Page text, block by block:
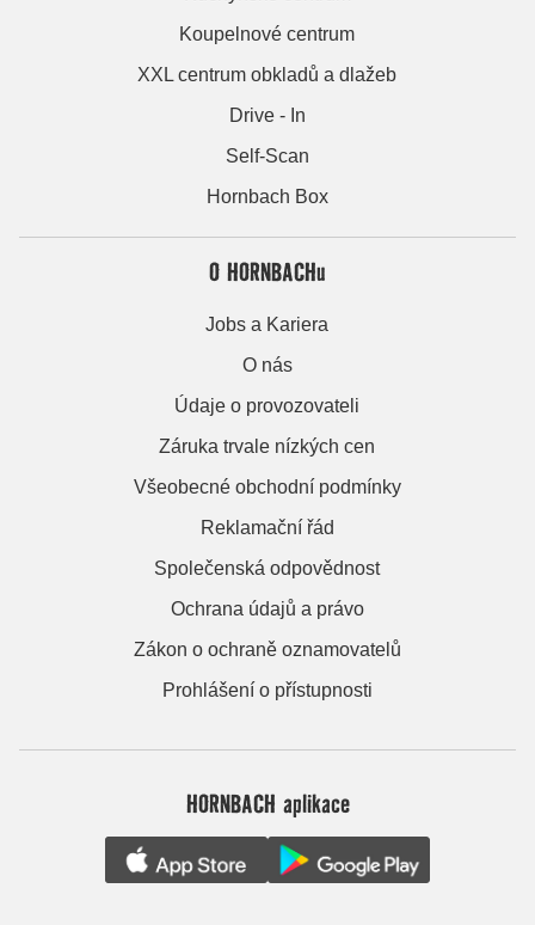
Koupelnové centrum
XXL centrum obkladů a dlažeb
Drive - In
Self-Scan
Hornbach Box
O HORNBACHu
Jobs a Kariera
O nás
Údaje o provozovateli
Záruka trvale nízkých cen
Všeobecné obchodní podmínky
Reklamační řád
Společenská odpovědnost
Ochrana údajů a právo
Zákon o ochraně oznamovatelů
Prohlášení o přístupnosti
HORNBACH aplikace